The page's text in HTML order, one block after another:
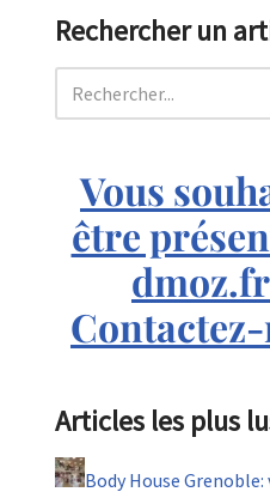
Rechercher un
Vous
être
Articles les plus
Body House Grenoble: